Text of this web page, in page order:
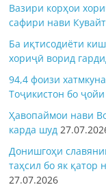
Вазири корҳои
сафири нави
Ба иқтисодиёти
хориҷӣ ворид
94,4 фоизи
Тоҷикистон бо
Ҳавопаймои нави
карда шуд
Донишгоҳи
таҳсил бо як қатор
27.07.2026